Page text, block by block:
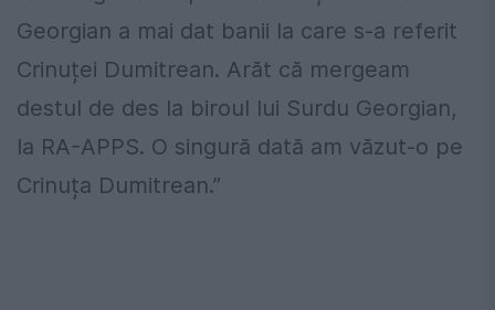
Georgian a mai dat banii la care s-a referit
Crinuței Dumitrean. Arăt că mergeam
destul de des la biroul lui Surdu Georgian,
la RA-APPS. O singură dată am văzut-o pe
Crinuța Dumitrean.”